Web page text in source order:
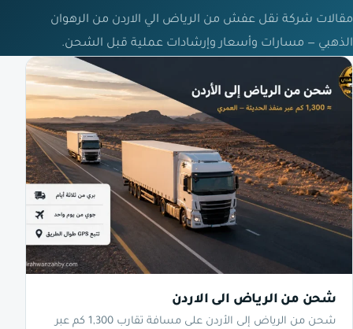
مقالات شركة نقل عفش من الرياض الي الاردن من الرهوان
الذهبي — مسارات وأسعار وإرشادات عملية قبل الشحن.
شحن من الرياض الى الاردن
شحن من الرياض إلى الأردن على مسافة تقارب 1,300 كم عبر